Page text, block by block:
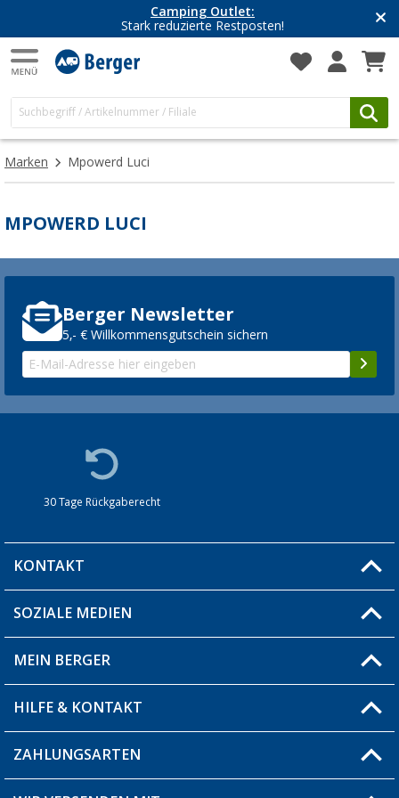
Camping Outlet:
Stark reduzierte Restposten!
Marken Mpowerd Luci
MPOWERD LUCI
Berger Newsletter
5,- € Willkommensgutschein sichern
30 Tage Rückgaberecht
KONTAKT
Du hast eine Frage?
Filiale finden
SOZIALE MEDIEN
MEIN BERGER
Blog
Produkttester
HILFE & KONTAKT
Fragen & Antworten / FAQ
ZAHLUNGSARTEN